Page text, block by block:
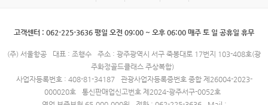
고객센터 : 062-225-3636 평일 오전 09:00 ~ 오후 06:00 매주 토 일 공휴일 휴무
(주) 서울항공 대표 : 조행수
주소 : 광주광역시 서구 죽봉대로 17번지 103-408호(광
주화정골드클래스 주상복합)
사업자등록번호 : 408-81-34187
관광사업자등록증번호 종합 제26004-2023-
000020호
통신판매업신고번호 제2024-광주서구-0052호